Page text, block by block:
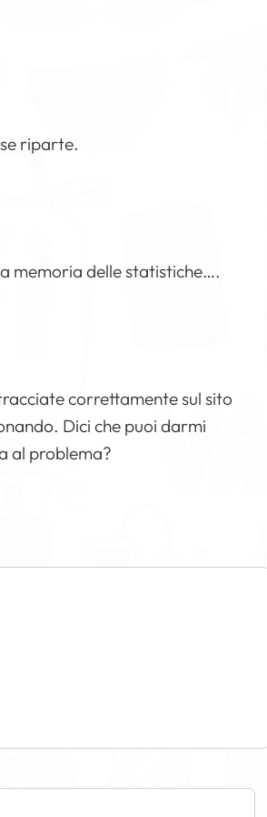
riparte.
memoria delle statistiche….
correttamente sul sito
Dici che puoi darmi
al problema?